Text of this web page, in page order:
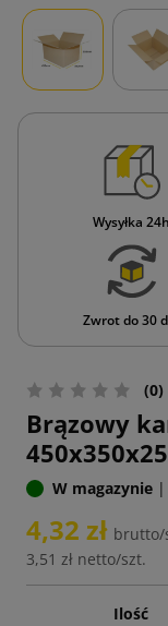
Wysyłka 24h
Zwrot do 30
(0)
Brązowy
W magazynie |
4,32 zł brutto/
3,51 zł netto/szt.
Ilość